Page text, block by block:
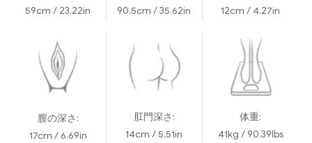
59cm / 23.22in
90.5cm / 35.62in
12cm / 4.27in
膣の深さ:
17cm / 6.69in
肛門深さ:
14cm / 5.51in
体重:
41kg / 90.39lbs